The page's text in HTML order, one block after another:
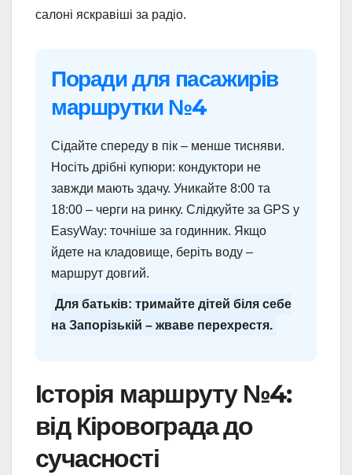
салоні яскравіші за радіо.
Поради для пасажирів
маршрутки №4
Сідайте спереду в пік – менше тисняви.
Носіть дрібні купюри: кондуктори не
завжди мають здачу. Уникайте 8:00 та
18:00 – черги на ринку. Слідкуйте за GPS у
EasyWay: точніше за годинник. Якщо
йдете на кладовище, беріть воду –
маршрут довгий.
Для батьків: тримайте дітей біля себе
на Запорізькій – жваве перехрестя.
Історія маршруту №4:
від Кіровограда до
сучасності